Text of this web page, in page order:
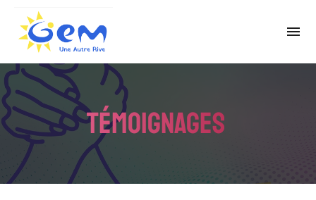
témoignages